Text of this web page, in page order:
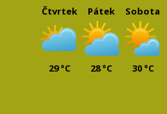
Čtvrtek
29 °C
Pátek
28 °C
Sobota
30 °C